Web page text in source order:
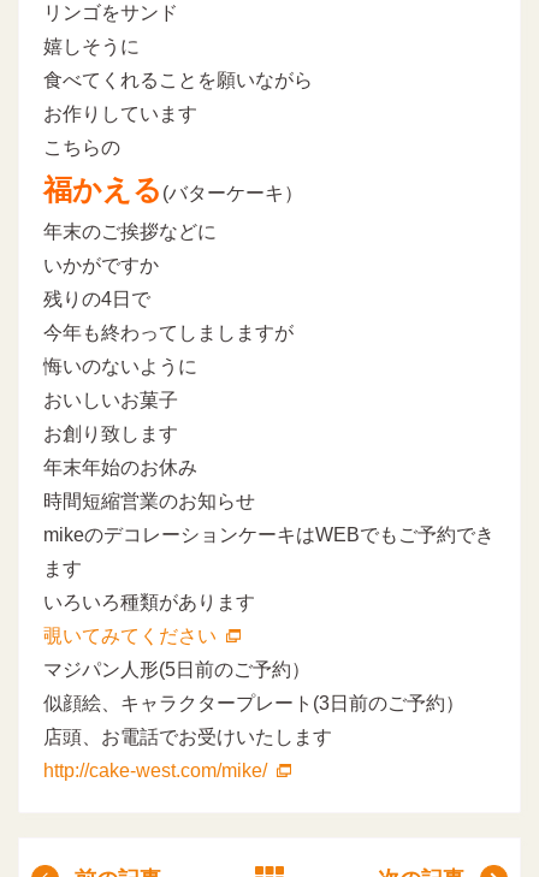
リンゴをサンド
嬉しそうに
食べてくれることを願いながら
お作りしています
こちらの
福かえる (バターケーキ）
年末のご挨拶などに
いかがですか
残りの4日で
今年も終わってしましますが
悔いのないように
おいしいお菓子
お創り致します
年末年始のお休み
時間短縮営業のお知らせ
mikeのデコレーションケーキはWEBでもご予約でき
ます
いろいろ種類があります
覗いてみてください
マジパン人形(5日前のご予約）
似顔絵、キャラクタープレート(3日前のご予約）
店頭、お電話でお受けいたします
http://cake-west.com/mike/